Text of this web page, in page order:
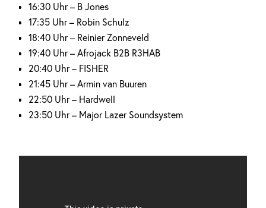
16:30 Uhr – B Jones
17:35 Uhr – Robin Schulz
18:40 Uhr – Reinier Zonneveld
19:40 Uhr – Afrojack B2B R3HAB
20:40 Uhr – FISHER
21:45 Uhr – Armin van Buuren
22:50 Uhr – Hardwell
23:50 Uhr – Major Lazer Soundsystem